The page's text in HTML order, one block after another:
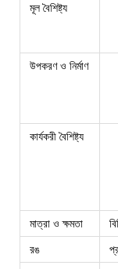
মূল বৈশিষ্ট্য
উপকরণ ও নির্মাণ
কার্যকরী বৈশিষ্ট্য
মাত্রা ও ক্ষমতা
রঙ